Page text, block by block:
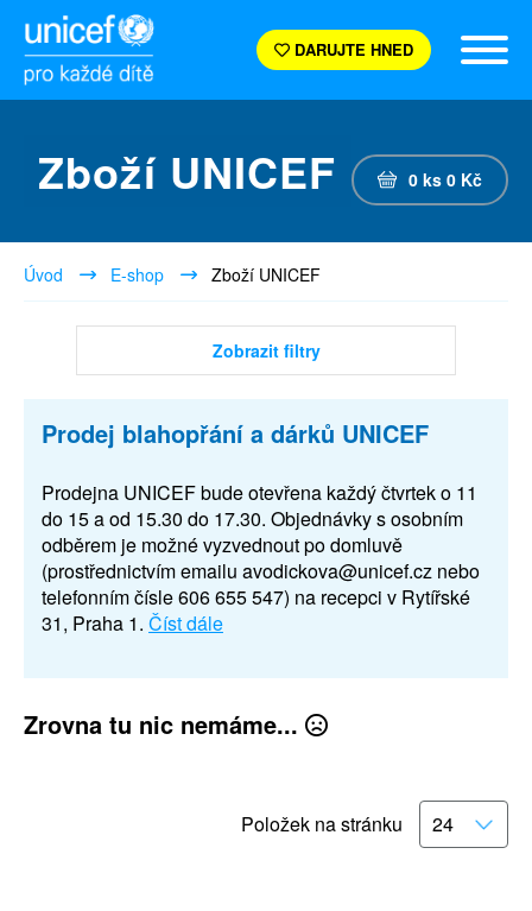
DARUJTE HNED
Zboží UNICEF 0 ks 0 Kč
Úvod E-shop Zboží UNICEF
Zobrazit filtry
Prodej blahopřání a dárků UNICEF
Prodejna UNICEF bude otevřena každý čtvrtek o 11
do 15 a od 15.30 do 17.30. Objednávky s osobním
odběrem je možné vyzvednout po domluvě
(prostřednictvím emailu avodickova@unicef.cz nebo
telefonním čísle 606 655 547) na recepci v Rytířské
31, Praha 1. Číst dále
Zrovna tu nic nemáme...
Položek na stránku